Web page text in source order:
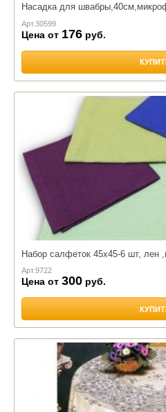
Насадка для
Арт.30599
Цена от 176 руб.
Набор салфеток 45х45-6 шт, лен
Арт.9722
Цена от 300 руб.